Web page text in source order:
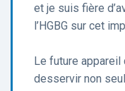
et je suis fière
l’HGBG sur cet
Le future appareil
desservir non